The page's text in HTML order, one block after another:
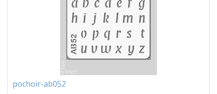
pochoir-ab052